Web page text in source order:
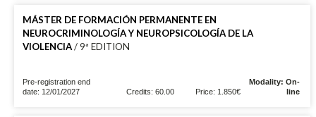
MÁSTER DE FORMACIÓN PERMANENTE EN
NEUROCRIMINOLOGÍA Y NEUROPSICOLOGÍA DE LA
VIOLENCIA/ 9ª EDITION
Pre-registration end
date: 12/01/2027
Credits: 60.00 Price: 1.850€
Modality: On-
line